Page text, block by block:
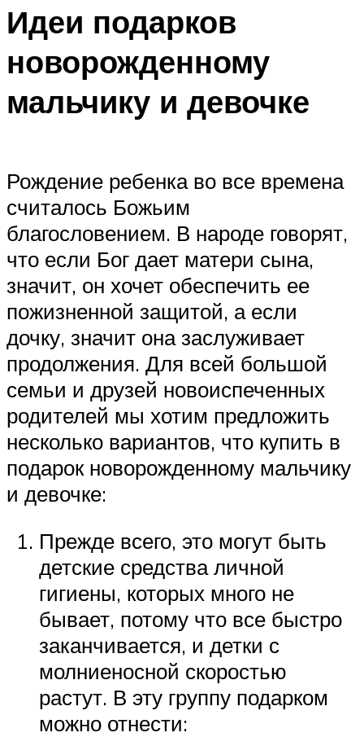
Идеи подарков
новорожденному
мальчику и девочке
Рождение ребенка во все времена
считалось Божьим
благословением. В народе говорят,
что если Бог дает матери сына,
значит, он хочет обеспечить ее
пожизненной защитой, а если
дочку, значит она заслуживает
продолжения. Для всей большой
семьи и друзей новоиспеченных
родителей мы хотим предложить
несколько вариантов, что купить в
подарок новорожденному мальчику
и девочке:
Прежде всего, это могут быть
детские средства личной
гигиены, которых много не
бывает, потому что все быстро
заканчивается, и детки с
молниеносной скоростью
растут. В эту группу подарком
можно отнести: